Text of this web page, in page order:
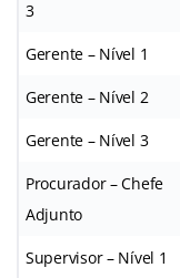
3
Gerente – Nível 1
Gerente – Nível 2
Gerente – Nível 3
Procurador – Chefe
Adjunto
Supervisor – Nível 1